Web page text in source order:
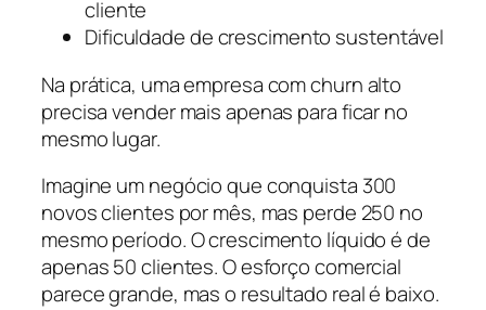
cliente
Dificuldade de crescimento sustentável
Na prática, uma empresa com churn alto
precisa vender mais apenas para ficar no
mesmo lugar.
Imagine um negócio que conquista 300
novos clientes por mês, mas perde 250 no
mesmo período. O crescimento líquido é de
apenas 50 clientes. O esforço comercial
parece grande, mas o resultado real é baixo.